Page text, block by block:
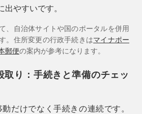
出やすいです。
、自治体サイトや国のポータルを併用
。住所変更の行政手続きはマイナポー
郵便の案内が参考になります。
取り：手続きと準備のチェッ
だけでなく手続きの連続です。